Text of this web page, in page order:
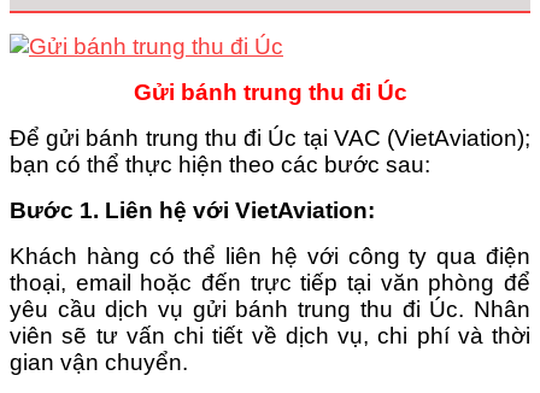
Gửi bánh trung thu đi Úc
Để gửi bánh trung thu đi Úc tại VAC (VietAviation);
bạn có thể thực hiện theo các bước sau:
Bước 1. Liên hệ với VietAviation:
Khách hàng có thể liên hệ với công ty qua điện
thoại, email hoặc đến trực tiếp tại văn phòng để
yêu cầu dịch vụ gửi bánh trung thu đi Úc. Nhân
viên sẽ tư vấn chi tiết về dịch vụ, chi phí và thời
gian vận chuyển.